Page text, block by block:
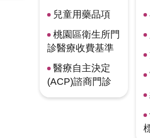
兒童用藥品項
桃園區衛生所門
診醫療收費基準
醫療自主決定
(ACP)諮商門診